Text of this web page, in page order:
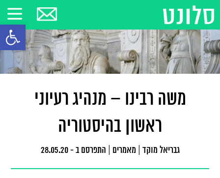
פתח
משה רבינו – מנהיג רעיוני
ראשון בהיסטוריה
גבריאל מוקד מאמרים התפרסם ב - 28.05.20